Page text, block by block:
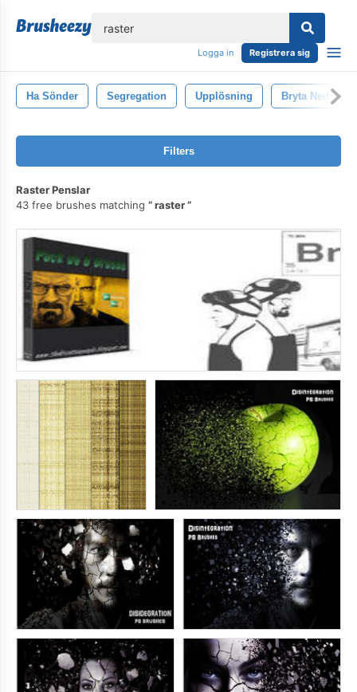
Logga in Registrera sig
Ha Sönder Segregation Upplösning Bryta Ned
Filters
Raster Penslar
43 free brushes matching
raster